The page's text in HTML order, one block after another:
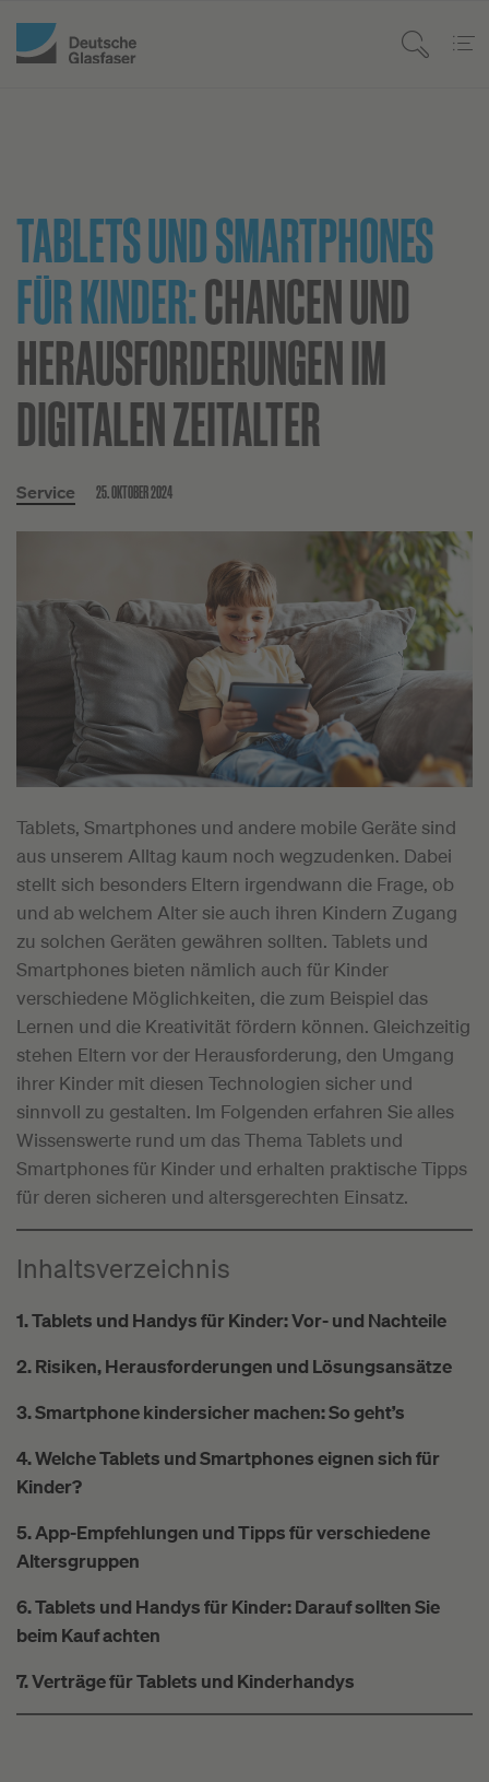
TABLETS UND SMARTPHONES
FÜR KINDER:CHANCEN UND
HERAUSFORDERUNGEN IM
DIGITALEN ZEITALTER
Service 25. OKTOBER 2024
Tablets, Smartphones und andere mobile Geräte sind
aus unserem Alltag kaum noch wegzudenken. Dabei
stellt sich besonders Eltern irgendwann die Frage, ob
und ab welchem Alter sie auch ihren Kindern Zugang
zu solchen Geräten gewähren sollten. Tablets und
Smartphones bieten nämlich auch für Kinder
verschiedene Möglichkeiten, die zum Beispiel das
Lernen und die Kreativität fördern können. Gleichzeitig
stehen Eltern vor der Herausforderung, den Umgang
ihrer Kinder mit diesen Technologien sicher und
sinnvoll zu gestalten. Im Folgenden erfahren Sie alles
Wissenswerte rund um das Thema Tablets und
Smartphones für Kinder und erhalten praktische Tipps
für deren sicheren und altersgerechten Einsatz.
Inhaltsverzeichnis
1. Tablets und Handys für Kinder: Vor- und Nachteile
2. Risiken, Herausforderungen und Lösungsansätze
3. Smartphone kindersicher machen: So geht’s
4. Welche Tablets und Smartphones eignen sich für
Kinder?
5. App-Empfehlungen und Tipps für verschiedene
Altersgruppen
6. Tablets und Handys für Kinder: Darauf sollten Sie
beim Kauf achten
7. Verträge für Tablets und Kinderhandys